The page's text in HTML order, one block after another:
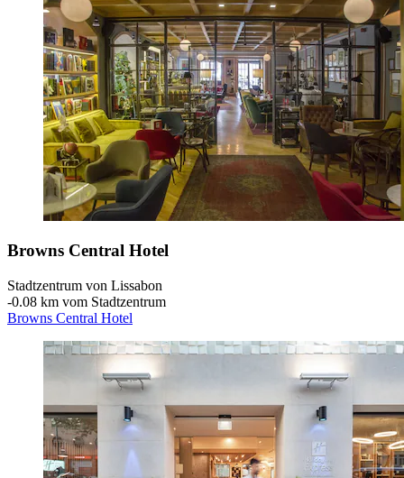
Browns Central Hotel
Stadtzentrum von Lissabon
‐0.08 km vom Stadtzentrum
Browns Central Hotel